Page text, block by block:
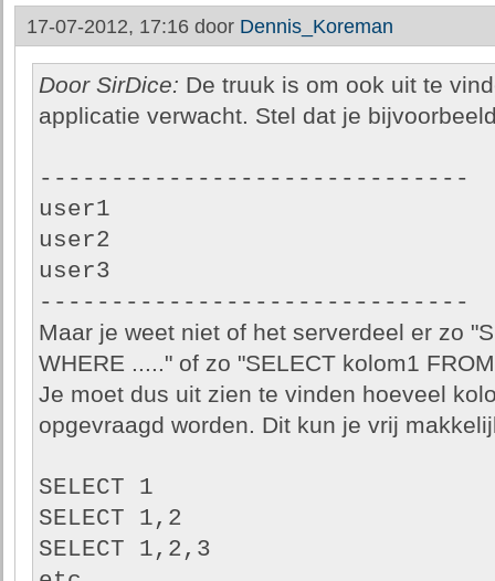
17-07-2012, 17:16 door Dennis_Koreman
Door SirDice: De truuk is om ook uit te
applicatie verwacht. Stel dat je
------------------------------
user1
user2
user3
------------------------------
Maar je weet niet of het serverdeel er zo
WHERE ....." of zo "SELECT kolom1
Je moet dus uit zien te vinden hoeveel
opgevraagd worden. Dit kun je vrij
SELECT 1
SELECT 1,2
SELECT 1,2,3